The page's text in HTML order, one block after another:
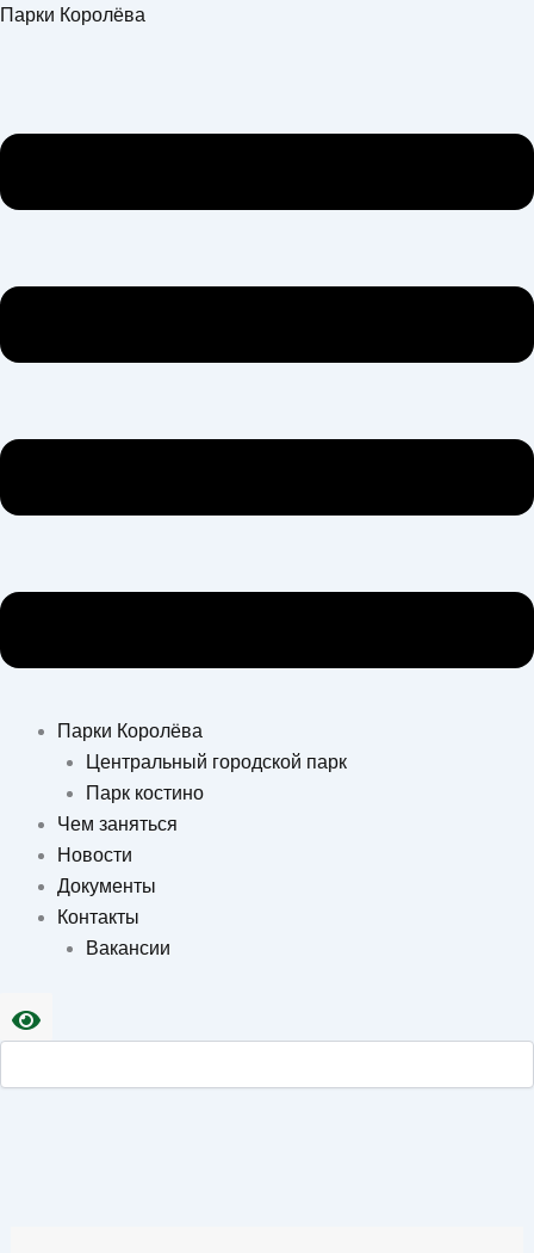
Перейти
Парки Королёва
Меню
Парки Королёва
Центральный городской парк
Парк костино
Чем заняться
Новости
Документы
Контакты
Вакансии